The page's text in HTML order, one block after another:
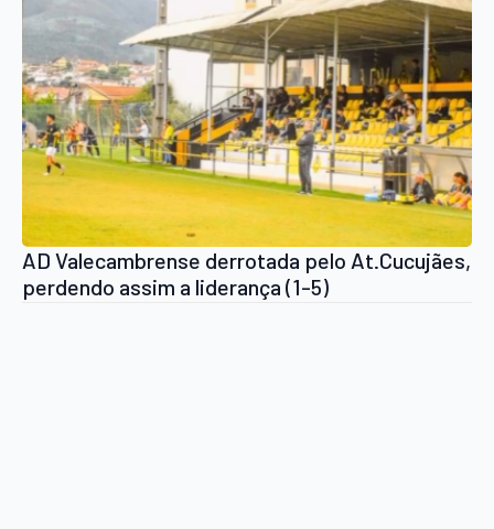
AD Valecambrense derrotada pelo At.Cucujães,
perdendo assim a liderança (1-5)